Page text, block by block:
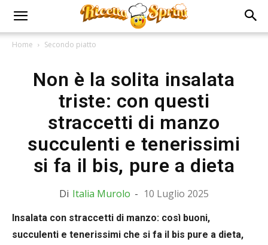
Home Secondo piatto
Non è la solita insalata
triste: con questi
straccetti di manzo
succulenti e tenerissimi
si fa il bis, pure a dieta
Di Italia Murolo - 10 Luglio 2025
Insalata con straccetti di manzo: così buoni,
succulenti e tenerissimi che si fa il bis pure a dieta,